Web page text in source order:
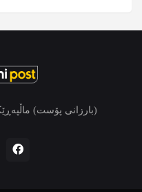
(بارزانی پۆست)